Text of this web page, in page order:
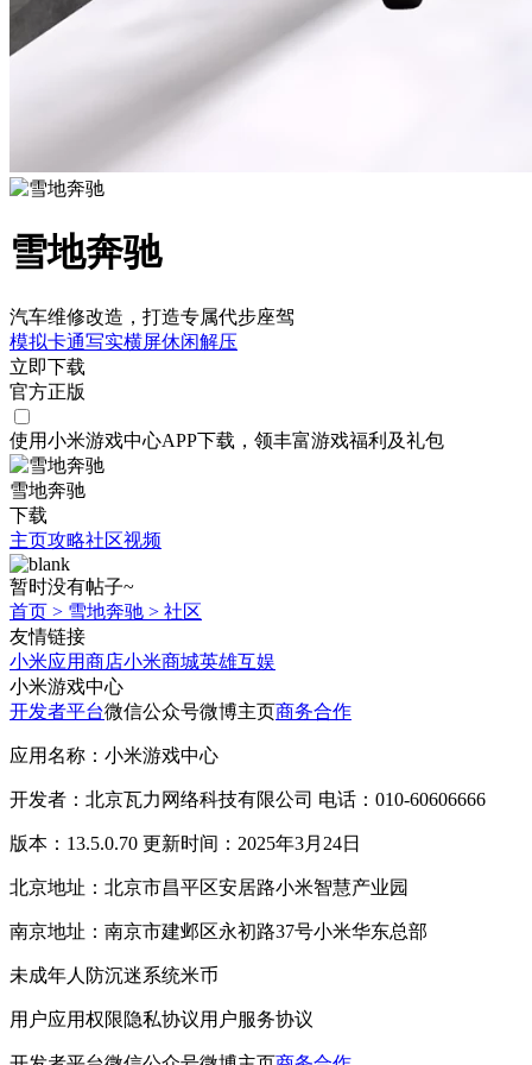
雪地奔驰
汽车维修改造，打造专属代步座驾
模拟卡通写实横屏休闲解压
立即下载
官方正版
使用小米游戏中心APP下载 ，领丰富游戏福利 及礼包
雪地奔驰
下载
主页攻略社区视频
暂时没有帖子~
首页 > 雪地奔驰 > 社区
友情链接
小米应用商店小米商城英雄互娱
小米游戏中心
开发者平台微信公众号微博主页商务合作
应用名称：小米游戏中心
开发者：北京瓦力网络科技有限公司 电话：010-60606666
版本：13.5.0.70 更新时间：2025年3月24日
北京地址：北京市昌平区安居路小米智慧产业园
南京地址：南京市建邺区永初路37号小米华东总部
未成年人防沉迷系统米币
用户应用权限隐私协议用户服务协议